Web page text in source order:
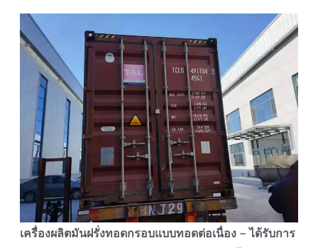
เครื่องผลิตมันฝรั่งทอดกรอบแบบทอดต่อเนื่อง – ได้รับการ